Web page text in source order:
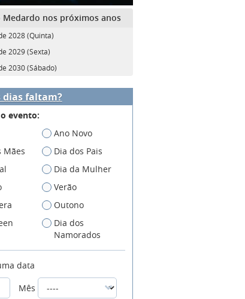
Medardo nos próximos anos
2028 (Quinta)
2029 (Sexta)
2030 (Sábado)
dias faltam?
evento:
Ano Novo
Mães
Dia dos Pais
Dia da Mulher
Verão
Outono
Dia dos
Namorados
data
Mês